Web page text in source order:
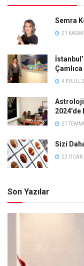
Semra
21
4 EYLÜL
Astroloji
27
Sizi
22 OCAK
Son Yazılar